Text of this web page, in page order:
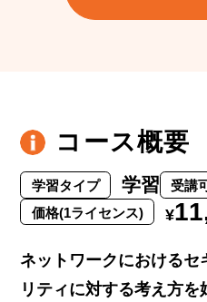
コース概要
学習タイプ 学習 受講
価格(1ライセンス) ¥
ネットワークにおけるセ
リティに対する考え方